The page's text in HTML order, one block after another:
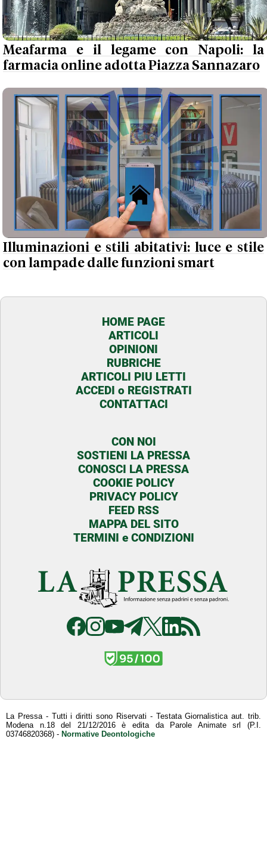
Meafarma e il legame con Napoli: la
farmacia online adotta Piazza Sannazaro
Illuminazioni e stili abitativi: luce e stile
con lampade dalle funzioni smart
HOME PAGE
ARTICOLI
OPINIONI
RUBRICHE
ARTICOLI PIU LETTI
ACCEDI o REGISTRATI
CONTATTACI
CON NOI
SOSTIENI LA PRESSA
CONOSCI LA PRESSA
COOKIE POLICY
PRIVACY POLICY
FEED RSS
MAPPA DEL SITO
TERMINI e CONDIZIONI
La Pressa - Tutti i diritti sono Riservati - Testata Giornalistica aut. trib.
Modena n.18 del 21/12/2016 è edita da Parole Animate srl (P.I.
03746820368) - Normative Deontologiche